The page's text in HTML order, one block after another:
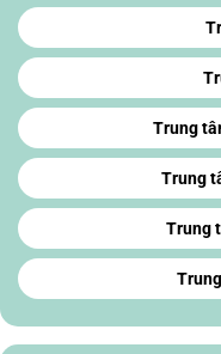
Trung
Trung
Trung